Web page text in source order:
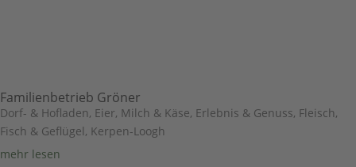
Familienbetrieb Gröner
Dorf- & Hofladen, Eier, Milch & Käse, Erlebnis & Genuss, Fleisch,
Fisch & Geflügel, Kerpen-Loogh
mehr lesen